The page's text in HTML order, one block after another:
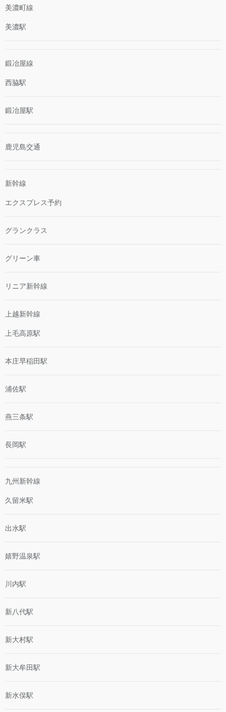
美濃町線
美濃駅
鍛冶屋線
西脇駅
鍛冶屋駅
鹿児島交通
新幹線
エクスプレス予約
グランクラス
グリーン車
リニア新幹線
上越新幹線
上毛高原駅
本庄早稲田駅
浦佐駅
燕三条駅
長岡駅
九州新幹線
久留米駅
出水駅
嬉野温泉駅
川内駅
新八代駅
新大村駅
新大牟田駅
新水俣駅